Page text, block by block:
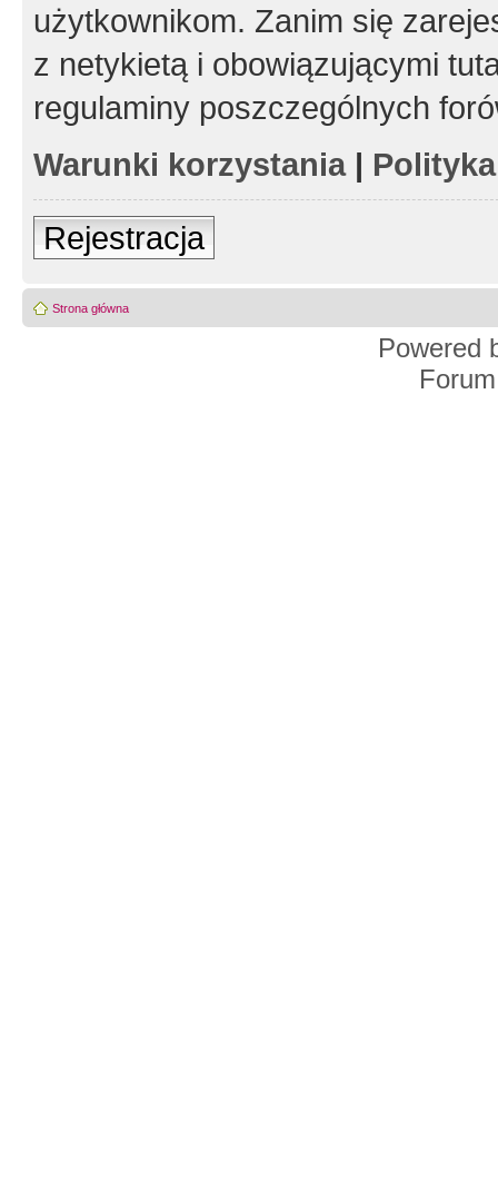
użytkownikom. Zanim się
z netykietą i obowiązującymi
regulaminy poszczególnych
Warunki korzystania|
Rejestracja
Strona główna
Powered